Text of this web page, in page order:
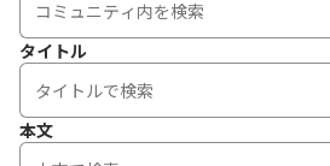
タイトル
本文